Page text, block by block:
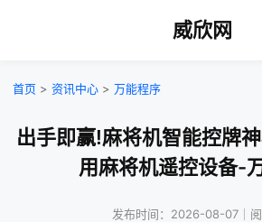
威欣网
首页 > 资讯中心 > 万能程序
出手即赢!麻将机智能控牌
用麻将机遥控设备-
发布时间：2026-08-07｜